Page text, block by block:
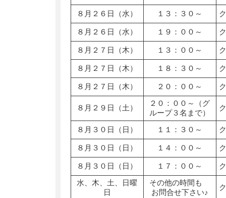
８月２６日（水） １３：３０～
８月２６日（水） １９：００～
８月２７日（木） １３：００～
８月２７日（木） １８：３０～
８月２７日（木） ２０：００～
８月２９日（土）
２０：００～（グ
ループ３名まで）
８月３０日（日） １１：３０～
８月３０日（日） １４：００～
８月３０日（日） １７：００～
水、木、土、日曜
日
その他の時間も
お問合せ下さい♪